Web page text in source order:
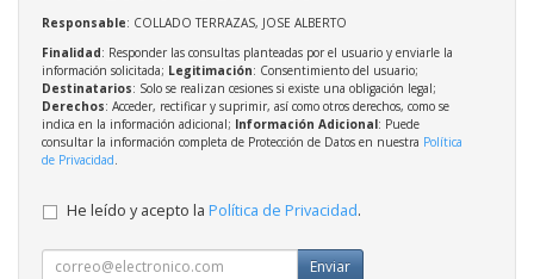
Responsable: COLLADO TERRAZAS, JOSE ALBERTO
Finalidad: Responder las consultas planteadas por el usuario y enviarle la
información solicitada; Legitimación: Consentimiento del usuario;
Destinatarios: Solo se realizan cesiones si existe una obligación legal;
Derechos: Acceder, rectificar y suprimir, así como otros derechos, como se
indica en la información adicional; Información Adicional: Puede
consultar la información completa de Protección de Datos en nuestra Política
de Privacidad
He leído y acepto la Política de Privacidad.
Enviar